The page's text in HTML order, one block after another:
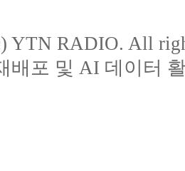
YTN RADIO. All
배포 및 AI 데이터